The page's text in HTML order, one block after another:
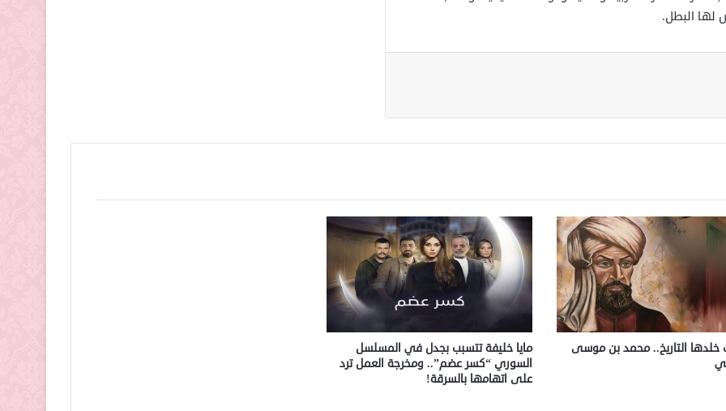
لها البطل.
التاريخ.. محمد بن موسى
مايا خليفة تتسبب بجدل في المسلسل
السوري “كسر عضم”.. ومخرجة العمل ترد
على اتهامها بالسرقة!